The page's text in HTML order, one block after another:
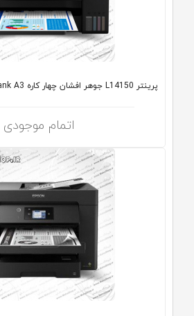
پرینتر L14150 جوهر افشان چهار کاره Epson EcoTank A3
اتمام موجودی